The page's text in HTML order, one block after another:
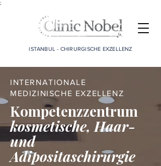
;
ISTANBUL - CHIRURGISCHE EXZELLENZ
INTERNATIONALE
MEDIZINISCHE EXZELLENZ
Kompetenzzentrum
kosmetische, Haar-
und
Adipositaschirurgie